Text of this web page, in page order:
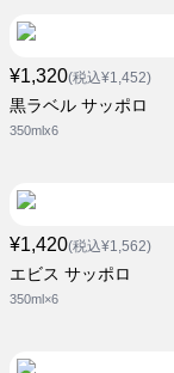
¥1,320(税込¥1,452)
黒ラベル サッポロ
350mlx6
¥1,420(税込¥1,562)
エビス サッポロ
350ml×6